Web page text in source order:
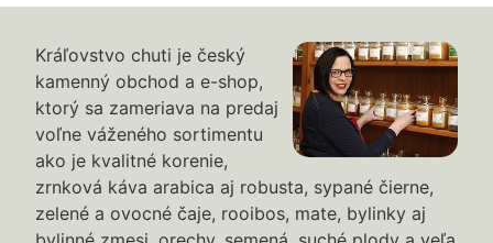
Kráľovstvo chuti je český
kamenný obchod a e-shop,
ktorý sa zameriava na predaj
voľne váženého sortimentu
ako je kvalitné korenie,
zrnková káva arabica aj robusta, sypané čierne,
zelené a ovocné čaje, rooibos, mate, bylinky aj